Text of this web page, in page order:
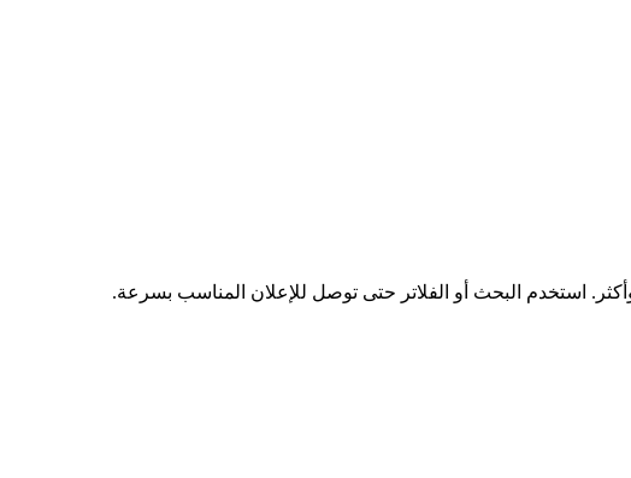
استخدم البحث أو الفلاتر حتى توصل للإعلان المناسب بسرعة.